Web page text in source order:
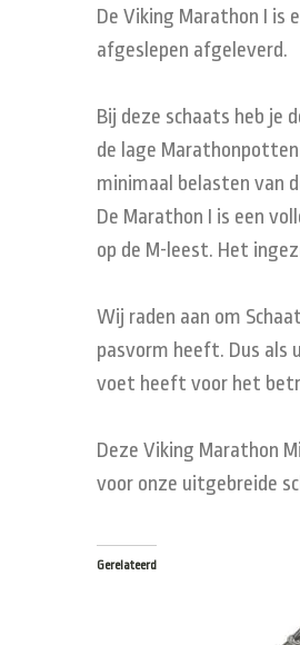
De Viking Marathon I is
afgeslepen afgeleverd.
Bij deze schaats heb je
de lage
minimaal belasten van
De Marathon I is een
op de M-leest. Het
Wij raden aan om
pasvorm heeft. Dus als
voet heeft voor het
Deze Viking Marathon
voor onze uitgebreide
Gerelateerd